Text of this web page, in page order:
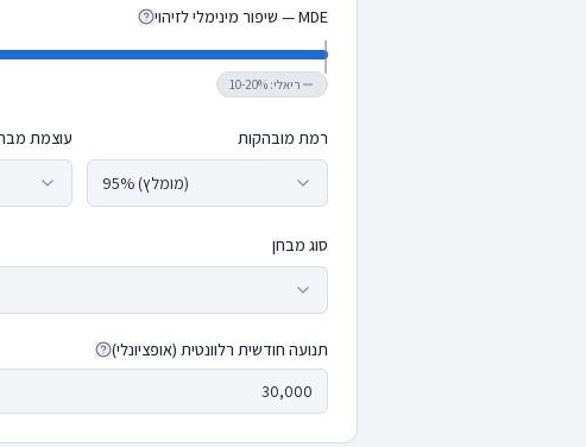
MDE — שיפור מינימלי לזיהוי
ריאלי: 10-20%
רמת מובהקות
95% (מומלץ)
עוצמת
סוג מבחן
תנועה חודשית רלוונטית (אופציונלי)